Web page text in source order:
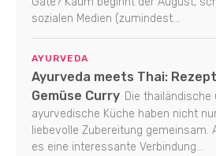
sozialen Medien (zumindest...
AYURVEDA
Ayurveda meets Thai:
Gemüse Curry Die thailändische
ayurvedische Küche haben nicht
liebevolle Zubereitung
es eine interessante Verbindung...